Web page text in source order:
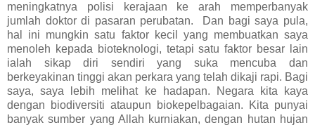
meningkatnya polisi kerajaan ke arah memperbanyak
jumlah doktor di pasaran perubatan. Dan bagi saya pula,
hal ini mungkin satu faktor kecil yang membuatkan saya
menoleh kepada bioteknologi, tetapi satu faktor besar lain
ialah sikap diri sendiri yang suka mencuba dan
berkeyakinan tinggi akan perkara yang telah dikaji rapi. Bagi
saya, saya lebih melihat ke hadapan. Negara kita kaya
dengan biodiversiti ataupun biokepelbagaian. Kita punyai
banyak sumber yang Allah kurniakan, dengan hutan hujan